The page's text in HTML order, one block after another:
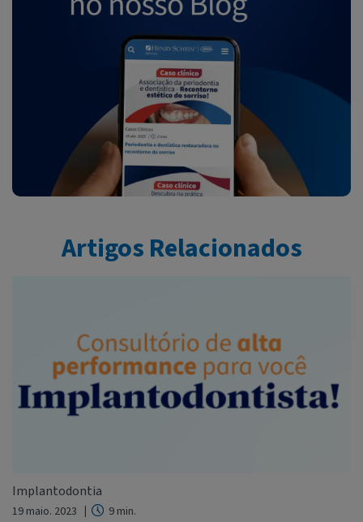
Artigos Relacionados
Implantodontia
19 maio. 2023 9 min.